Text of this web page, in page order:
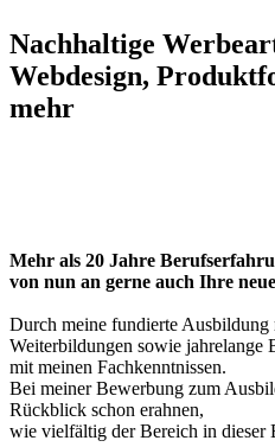
Nachhaltige
Webdesign,
mehr
Mehr als 20 Jahre
von nun an gerne auch Ihre
Durch meine fundierte
Weiterbildungen sowie jahrelange
mit meinen Fachkenntnissen.
Bei meiner Bewerbung zum
Rückblick schon erahnen,
wie vielfältig der Bereich in dieser